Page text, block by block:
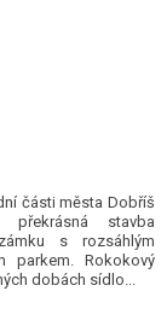
části města Dobříš
stavba
s rozsáhlým
parkem. Rokokový
dobách sídlo...